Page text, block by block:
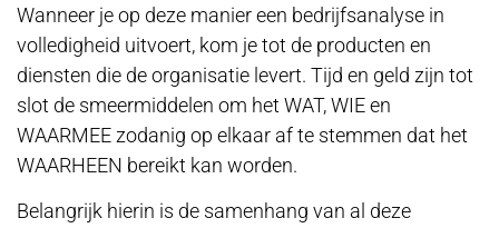
Wanneer je op deze manier een bedrijfsanalyse in
volledigheid uitvoert, kom je tot de producten en
diensten die de organisatie levert. Tijd en geld zijn tot
slot de smeermiddelen om het WAT, WIE en
WAARMEE zodanig op elkaar af te stemmen dat het
WAARHEEN bereikt kan worden.
Belangrijk hierin is de samenhang van al deze